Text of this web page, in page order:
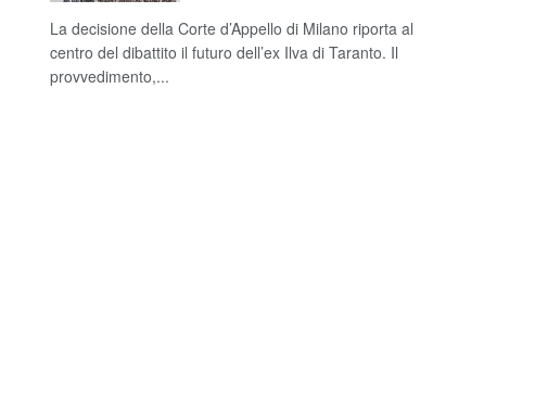
La decisione della Corte d’Appello di Milano riporta al
centro del dibattito il futuro dell’ex Ilva di Taranto. Il
provvedimento,...